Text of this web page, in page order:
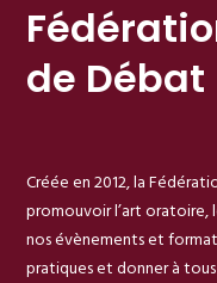
de Débat
Créée en 2012, la
promouvoir l’art oratoire,
nos évènements et
pratiques et donner à